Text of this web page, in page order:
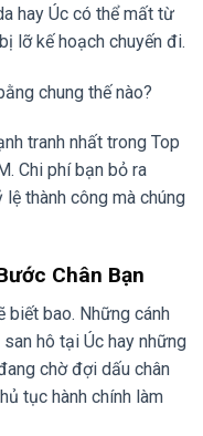
hay Úc có thể mất từ
lỡ kế hoạch chuyến đi.
chung thế nào?
tranh nhất trong Top
Chi phí bạn bỏ ra
thành công mà chúng
Chân Bạn
biết bao. Những cánh
hô tại Úc hay những
chờ đợi dấu chân
tục hành chính làm